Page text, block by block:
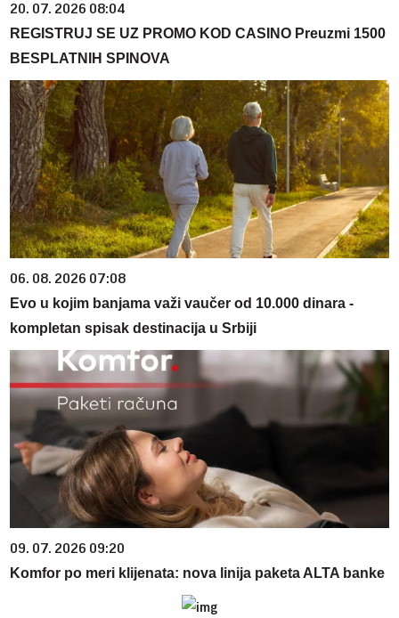
20. 07. 2026 08:04
REGISTRUJ SE UZ PROMO KOD CASINO Preuzmi 1500
BESPLATNIH SPINOVA
06. 08. 2026 07:08
Evo u kojim banjama važi vaučer od 10.000 dinara -
kompletan spisak destinacija u Srbiji
09. 07. 2026 09:20
Komfor po meri klijenata: nova linija paketa ALTA banke